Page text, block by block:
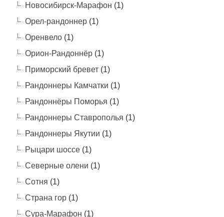
Новосибирск-Марафон (1)
Орел-рандоннер(1)
Оренвело(1)
Орион-Рандоннёр(1)
Приморский бревет(1)
Рандоннеры Камчатки (1)
Рандоннёры Поморья (1)
Рандоннеры Ставрополья (1)
Рандоннеры Якутии (1)
Рыцари шоссе(1)
Северные олени (1)
Сотня (1)
Страна гор(1)
Сура-Марафон (1)